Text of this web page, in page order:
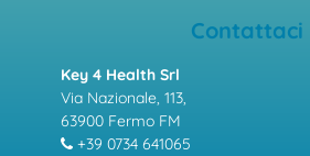
Contattaci
Key 4 Health Srl
Via Nazionale, 113,
63900 Fermo FM
+39 0734 641065